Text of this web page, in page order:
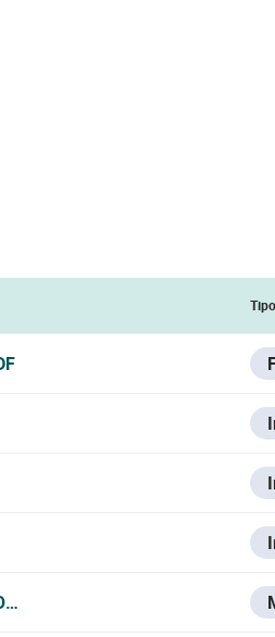
Tipo
VESTA-KNOWLEDGE-BASE/